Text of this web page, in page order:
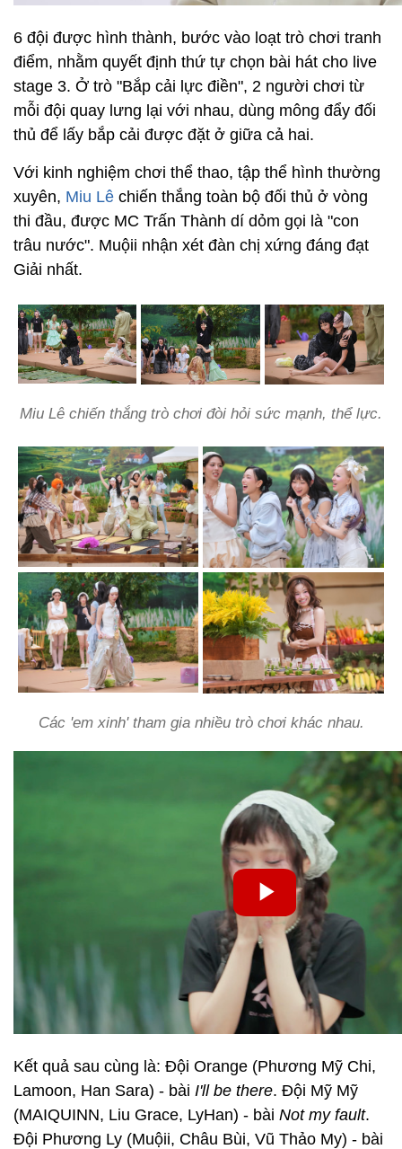
6 đội được hình thành, bước vào loạt trò chơi tranh
điểm, nhằm quyết định thứ tự chọn bài hát cho live
stage 3. Ở trò "Bắp cải lực điền", 2 người chơi từ
mỗi đội quay lưng lại với nhau, dùng mông đẩy đối
thủ để lấy bắp cải được đặt ở giữa cả hai.
Với kinh nghiệm chơi thể thao, tập thể hình thường
xuyên, Miu Lê chiến thắng toàn bộ đối thủ ở vòng
thi đầu, được MC Trấn Thành dí dỏm gọi là "con
trâu nước". Muộii nhận xét đàn chị xứng đáng đạt
Giải nhất.
Miu Lê chiến thắng trò chơi đòi hỏi sức mạnh, thể lực.
Các 'em xinh' tham gia nhiều trò chơi khác nhau.
Kết quả sau cùng là: Đội Orange (Phương Mỹ Chi,
Lamoon, Han Sara) - bài I'll be there. Đội Mỹ Mỹ
(MAIQUINN, Liu Grace, LyHan) - bài Not my fault.
Đội Phương Ly (Muộii, Châu Bùi, Vũ Thảo My) - bài